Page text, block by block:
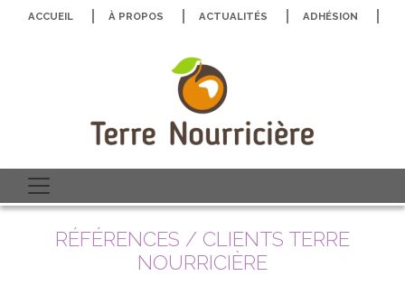
ACCUEIL À PROPOS ACTUALITÉS ADHÉSION
RÉFÉRENCES / CLIENTS TERRE
NOURRICIÈRE